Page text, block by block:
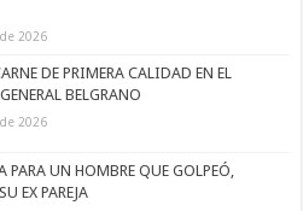
2026
DE PRIMERA CALIDAD EN EL
BELGRANO
2026
PARA UN HOMBRE QUE GOLPEÓ,
EX PAREJA